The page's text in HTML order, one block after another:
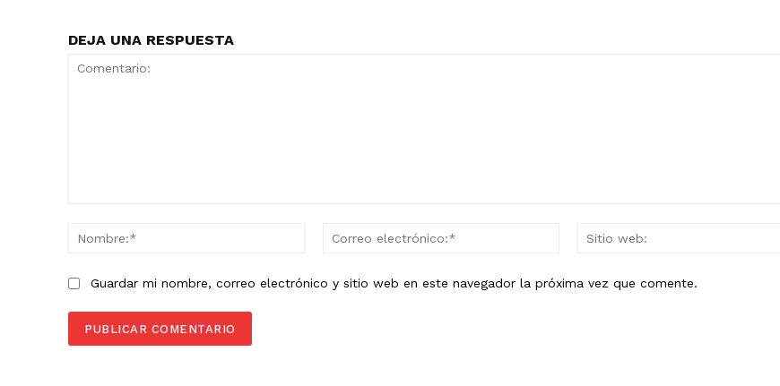
DEJA UNA RESPUESTA
Nombre:*
Correo
Guardar mi nombre, correo electrónico y sitio web en este navegador la próxima vez que comente.